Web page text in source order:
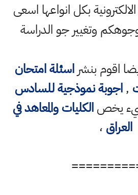
بكل انواعها اسعى
وتغيير جو الدراسة
اقوم بنشراسئلة امتحان
,اجوبة نموذجية للسادس
يخصالكليات والمعاهد في
العراق ،